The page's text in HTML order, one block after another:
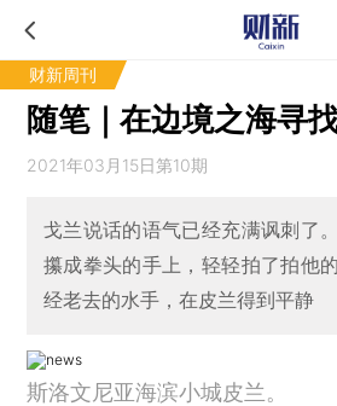
财新周刊
随笔｜在边境之海寻
2021年03月15日第10期
戈兰说话的语气已经充满讽刺了
攥成拳头的手上，轻轻拍了拍他
经老去的水手，在皮兰得到平静
斯洛文尼亚海滨小城皮兰。